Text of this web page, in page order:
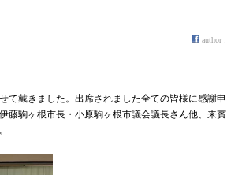
author :
て戴きました。出席されました全ての皆様に感謝申
藤駒ヶ根市長・小原駒ヶ根市議会議長さん他、来賓